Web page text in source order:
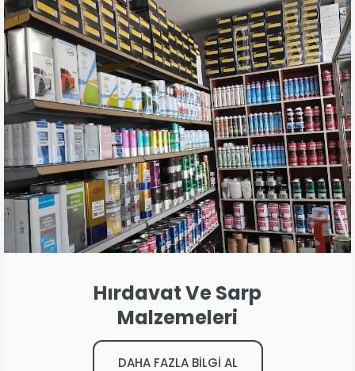
Hırdavat Ve Sarp
Malzemeleri
DAHA FAZLA BİLGİ AL